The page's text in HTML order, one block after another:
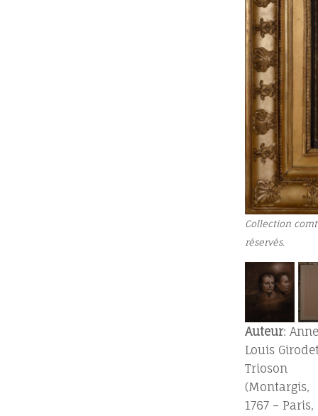
Collection
réservés.
Auteur:
Louis
Trioson
(Montargis,
1767 – Paris,